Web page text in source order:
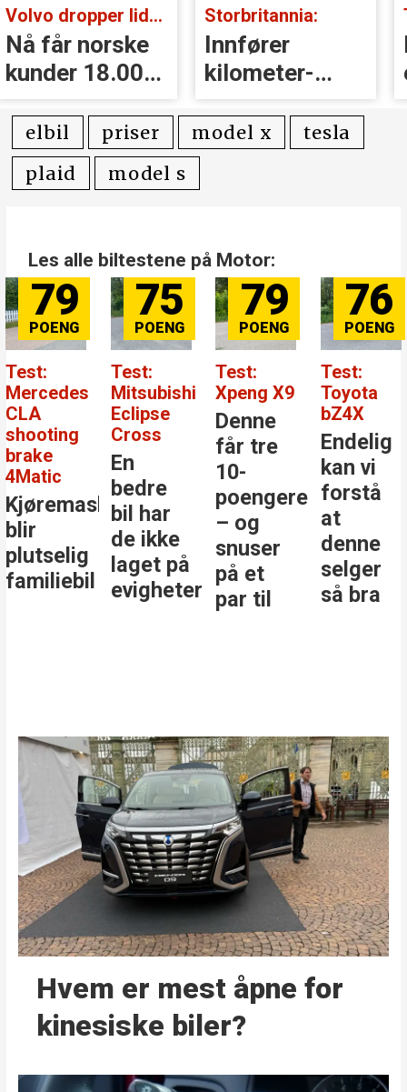
Volvo dropper lidar for godt:
Nå får norske
kunder 18.000
kr i erstatning
Storbritannia:
Innfører
kilometer­
avgift for
elbiler
elbil priser model x
tesla
plaid
model s
Les alle biltestene på Motor:
79
Test:
Mercedes
CLA
shooting
brake
4Matic
Kjøremaskinen
blir
plutselig
familiebil
75
Test:
Mitsubishi
Eclipse
Cross
En
bedre
bil har
de ikke
laget på
evigheter
79
Test:
Xpeng X9
Denne
får tre
10-
poengere
– og
snuser
på et
par til
76
Test:
Toyota
bZ4X
Endelig
kan vi
forstå
at
denne
selger
så bra
Hvem er mest åpne for
kinesiske biler?